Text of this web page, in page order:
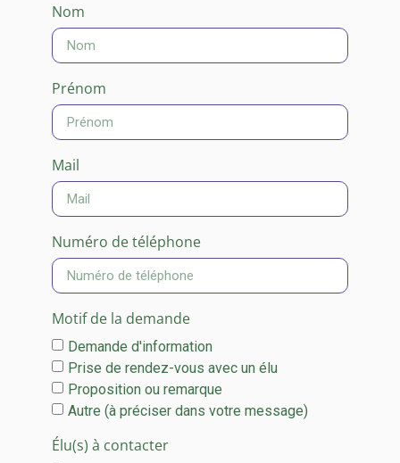
Nom
Prénom
Mail
Numéro de téléphone
Motif de la demande
Demande d'information
Prise de rendez-vous avec un élu
Proposition ou remarque
Autre (à préciser dans votre message)
Élu(s) à contacter